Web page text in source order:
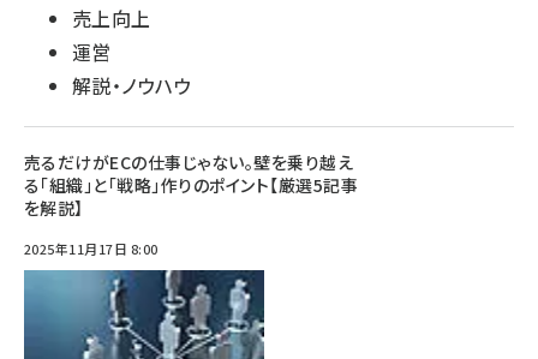
売上向上
運営
解説・ノウハウ
売るだけがECの仕事じゃない。壁を乗り越え
る「組織」と「戦略」作りのポイント【厳選5記事
を解説】
2025年11月17日 8:00